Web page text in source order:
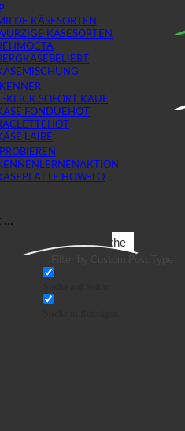
Suche
KÄSESORTEN
KÄSESORTEN
KLICK SOFORT KAUF
FONDUE
LAIBE
HOW-TO